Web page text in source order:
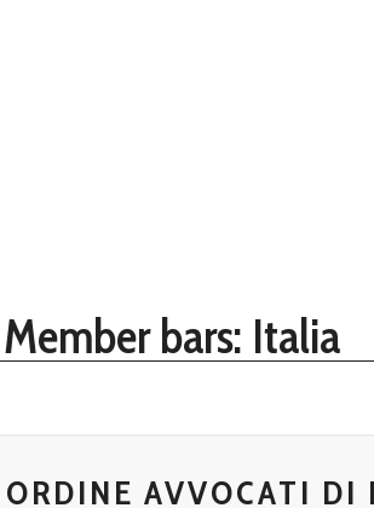
Member bars: Italia
ORDINE AVVOCATI DI